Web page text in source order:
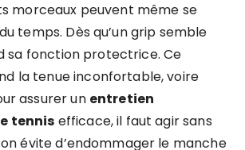
morceaux peuvent même se
temps. Dès qu’un grip semble
sa fonction protectrice. Ce
la tenue inconfortable, voire
assurer un entretien
tennis efficace, il faut agir sans
évite d’endommager le manche